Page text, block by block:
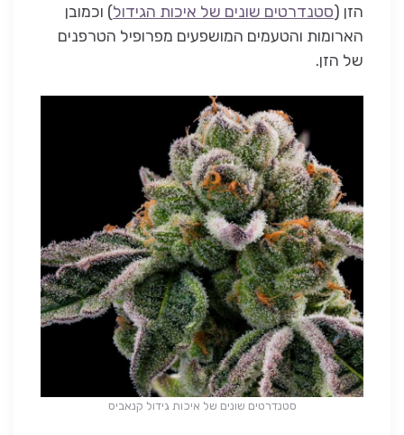
הזן (סטנדרטים שונים של איכות הגידול) וכמובן
הארומות והטעמים המושפעים מפרופיל הטרפנים
של הזן.
סטנדרטים שונים של איכות גידול קנאביס